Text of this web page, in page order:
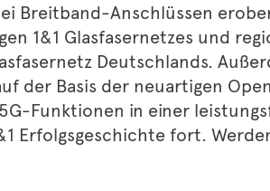
Breitband-Anschlüssen
1&1 Glasfasernetzes und
Deutschlands.
der Basis der neuartigen
Funktionen in einer
Erfolgsgeschichte fort.